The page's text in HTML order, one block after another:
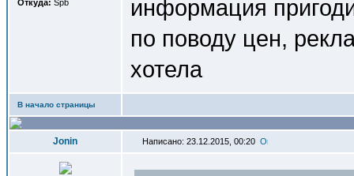
Откуда: Spb
информация
по поводу цен,
хотела
В начало страницы
Jonin Написано: 23.12.2015, 00:20